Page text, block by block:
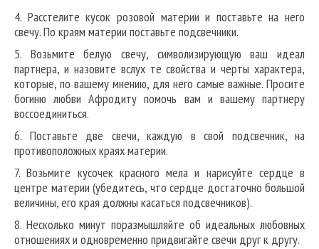
4. Расстелите кусок розовой материи и поставьте на него
свечу. По краям материи поставьте подсвечники.
5. Возьмите белую свечу, символизирующую ваш идеал
партнера, и назовите вслух те свойства и черты характера,
которые, по вашему мнению, для него самые важные. Просите
богиню любви Афродиту помочь вам и вашему партнеру
воссоединиться.
6. Поставьте две свечи, каждую в свой подсвечник, на
противоположных краях материи.
7. Возьмите кусочек красного мела и нарисуйте сердце в
центре материи (убедитесь, что сердце достаточно большой
величины, его края должны касаться подсвечников).
8. Несколько минут поразмышляйте об идеальных любовных
отношениях и одновременно придвигайте свечи друг к другу.